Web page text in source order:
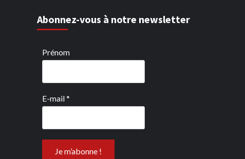
Abonnez-vous à notre newsletter
Prénom
E-mail*